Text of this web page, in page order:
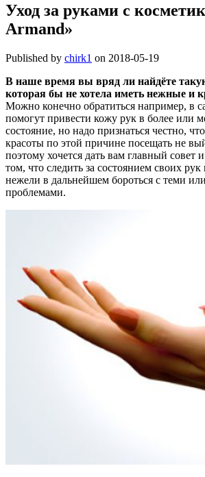
Уход за руками с
Armand»
Published by chirk1 on 2018-05-19
В наше время вы вряд ли найдёте
которая бы не хотела иметь нежные и
Можно конечно обратиться например, в
помогут привести кожу рук в более или
состояние, но надо признаться честно,
красоты по этой причине посещать не
поэтому хочется дать вам главный совет
том, что следить за состоянием своих
нежели в дальнейшем бороться с теми
проблемами.